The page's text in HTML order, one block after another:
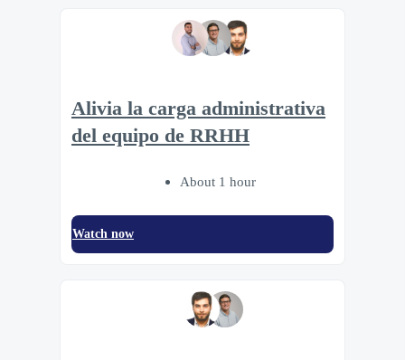
Alivia la carga administrativa
del equipo de RRHH
About 1 hour
Watch now